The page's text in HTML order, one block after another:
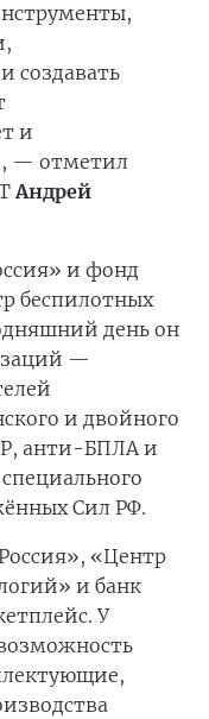
создавать
и
— отметил
Андрей
и фонд
беспилотных
день он
—
и двойного
анти-БПЛА и
Сил РФ.
«Центр
и банк
У